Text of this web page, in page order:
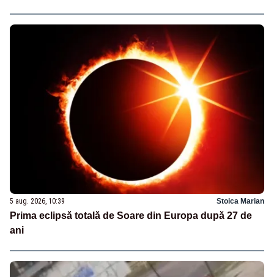
5 aug. 2026, 10:39 Stoica Marian
Prima eclipsă totală de Soare din Europa după 27 de
ani